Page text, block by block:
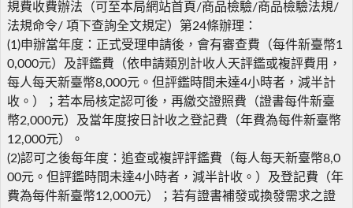
規費收費辦法（可至本局網站首頁/商品檢驗/商品檢驗法規/
法規命令/ 項下查詢全文規定）第24條辦理：
(1)申辦當年度：正式受理申請後，會有審查費（每件新臺幣1
0,000元）及評鑑費（依申請類別計收人天評鑑或複評費用，
每人每天新臺幣8,000元。但評鑑時間未達4小時者，減半計
收。）；若本局核定認可後，再繳交證照費（證書每件新臺
幣2,000元）及當年度按日計收之登記費（年費為每件新臺幣
12,000元）。
(2)認可之後每年度：追查或複評評鑑費（每人每天新臺幣8,0
00元。但評鑑時間未達4小時者，減半計收。）及登記費（年
費為每件新臺幣12,000元）；若有證書補發或換發需求之證